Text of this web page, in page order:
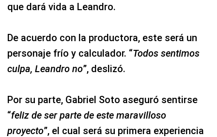
que dará vida a Leandro.
De acuerdo con la productora, este será un
personaje frío y calculador. “Todos sentimos
culpa, Leandro no”, deslizó.
Por su parte, Gabriel Soto aseguró sentirse
“feliz de ser parte de este maravilloso
proyecto”, el cual será su primera experiencia